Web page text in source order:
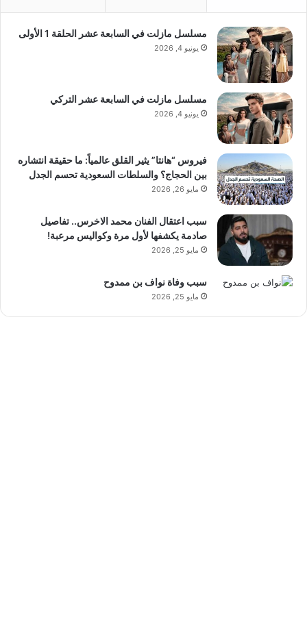
مسلسل مازلت في السابعة عشر الحلقة 1 الأولى
يونيو 4, 2026
مسلسل مازلت في السابعة عشر التركي
يونيو 4, 2026
فيروس “هانتا” يثير القلق عالمياً: ما حقيقة انتشاره
بين الحجاج؟ والسلطات السعودية تحسم الجدل
مايو 26, 2026
سبب اعتقال الفنان محمد الاخرس.. تفاصيل
صادمة يكشفها لأول مرة وكواليس مرعبة!
مايو 25, 2026
سبب وفاة نواف بن ممدوح
مايو 25, 2026